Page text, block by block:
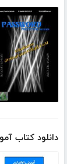
دانلود کتاب